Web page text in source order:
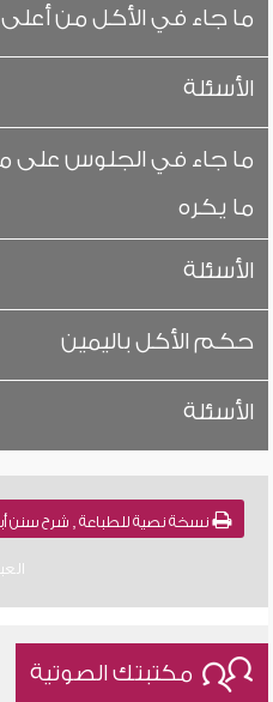
ما جاء في الأكل من
الأسئلة
ما جاء في الجلوس على
ما يكره
الأسئلة
حكم الأكل باليمين
الأسئلة
مكتبتك الصوتية